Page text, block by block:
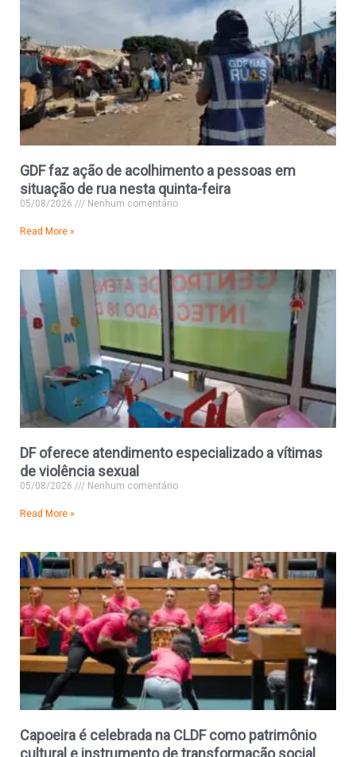
GDF faz ação de acolhimento a pessoas em
situação de rua nesta quinta-feira
05/08/2026 Nenhum comentário
Read More »
DF oferece atendimento especializado a vítimas
de violência sexual
05/08/2026 Nenhum comentário
Read More »
Capoeira é celebrada na CLDF como patrimônio
cultural e instrumento de transformação social